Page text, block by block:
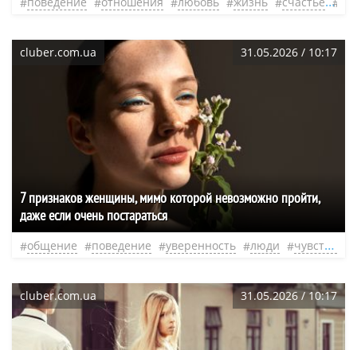
cluber.com.ua 31.05.2026 / 10:17
7 признаков женщины, мимо которой невозможно пройти,
даже если очень постараться
общение поведение уверенность люди чувства
cluber.com.ua 31.05.2026 / 10:17